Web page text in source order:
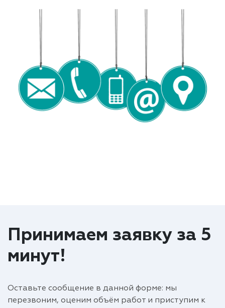
Принимаем заявку за 5
минут!
Оставьте сообщение в данной форме: мы
перезвоним, оценим объём работ и приступим к